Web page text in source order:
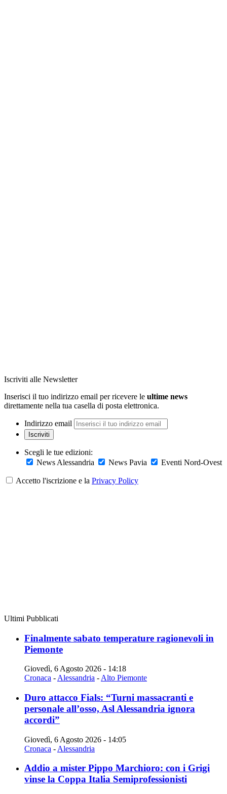
Iscriviti alle Newsletter
Inserisci il tuo indirizzo email per ricevere le ultime news
direttamente nella tua casella di posta elettronica.
Indirizzo email
Iscriviti
Scegli le tue edizioni:
News Alessandria
News Pavia Eventi Nord-Ovest
Accetto l'iscrizione e la Privacy Policy
Ultimi Pubblicati
Finalmente sabato temperature ragionevoli in
Piemonte
Giovedì, 6 Agosto 2026 - 14:18
Cronaca - Alessandria - Alto Piemonte
Duro attacco Fials: “Turni massacranti e
personale all’osso, Asl Alessandria ignora
accordi”
Giovedì, 6 Agosto 2026 - 14:05
Cronaca - Alessandria
Addio a mister Pippo Marchioro: con i Grigi
vinse la Coppa Italia Semiprofessionisti